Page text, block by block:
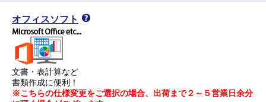
オフィスソフト
文書・表計算など
書類作成に便利！
※こちらの仕様変更をご選択の場合、出荷まで２～５営業日余分